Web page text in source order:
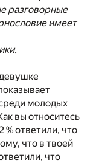
разговорные
имеет
молодых
вы относитесь
% ответили, что
что в твоей
что